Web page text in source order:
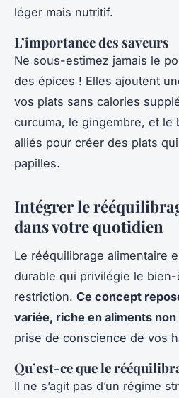
léger mais nutritif.
L’importance des saveurs
Ne sous-estimez jamais le
des épices ! Elles ajoutent
vos plats sans calories
curcuma, le gingembre, et le
alliés pour créer des plats
papilles.
Intégrer le
dans votre quotidien
Le rééquilibrage alimentaire
durable qui privilégie le
restriction. Ce concept
variée, riche en aliments
prise de conscience de vos
Qu’est-ce que le
Il ne s’agit pas d’un régime